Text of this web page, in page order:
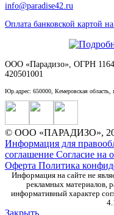
info@paradise42.ru
Оплата банковской картой на
ООО «Парадизо», ОГРН
420501001
Юр.адрес: 650000, Кемеровская область,
© ООО «ПАРАДИЗО»,
Информация для
соглашение Согласие на
Оферта Политика
Информация на сайте не
рекламных материалов,
информативный характер
Закрыть